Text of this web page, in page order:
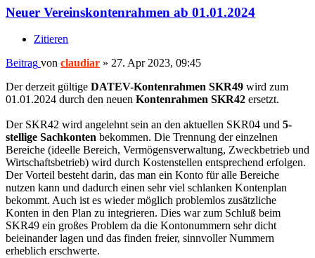
Neuer Vereinskontenrahmen ab 01.01.2024
Zitieren
Beitrag von claudiar » 27. Apr 2023, 09:45
Der derzeit gültige DATEV-Kontenrahmen SKR49 wird zum
01.01.2024 durch den neuen Kontenrahmen SKR42 ersetzt.
Der SKR42 wird angelehnt sein an den aktuellen SKR04 und 5-
stellige Sachkonten bekommen. Die Trennung der einzelnen
Bereiche (ideelle Bereich, Vermögensverwaltung, Zweckbetrieb und
Wirtschaftsbetrieb) wird durch Kostenstellen entsprechend erfolgen.
Der Vorteil besteht darin, das man ein Konto für alle Bereiche
nutzen kann und dadurch einen sehr viel schlanken Kontenplan
bekommt. Auch ist es wieder möglich problemlos zusätzliche
Konten in den Plan zu integrieren. Dies war zum Schluß beim
SKR49 ein großes Problem da die Kontonummern sehr dicht
beieinander lagen und das finden freier, sinnvoller Nummern
erheblich erschwerte.